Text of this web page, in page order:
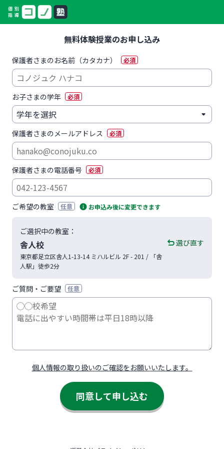
無料体験授業のお申し込み
保護者さまのお名前（カタカナ） 必須
お子さまの学年 必須
保護者さまのメールアドレス 必須
保護者さまの電話番号 必須
ご希望の教室 任意 お申込み後に変更できます
ご選択中の教室：
舎人校
東京都足立区舎人1-13-14ミハルビル 2F - 201 / 「舎
人駅」徒歩2分
選び直す
ご質問・ご要望 任意
個人情報の取り扱いのご確認をお願いいたします。
同意して申し込む